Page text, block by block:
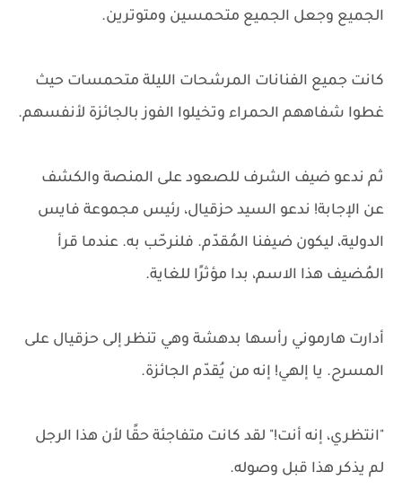
الجميع وجعل الجميع متحمسين ومتوترين.
كانت جميع الفنانات المرشحات الليلة متحمسات حيث
غطوا شفاههم الحمراء وتخيلوا الفوز بالجائزة لأنفسهم.
ثم ندعو ضيف الشرف للصعود على المنصة والكشف
عن الإجابة! ندعو السيد حزقيال، رئيس مجموعة فايس
الدولية، ليكون ضيفنا المُقدّم. فلنرحّب به. عندما قرأ
المُضيف هذا الاسم، بدا مؤثرًا للغاية.
أدارت هارموني رأسها بدهشة وهي تنظر إلى حزقيال على
المسرح. يا إلهي! إنه من يُقدّم الجائزة.
"انتظري، إنه أنت!" لقد كانت متفاجئة حقًا لأن هذا الرجل
لم يذكر هذا قبل وصوله.